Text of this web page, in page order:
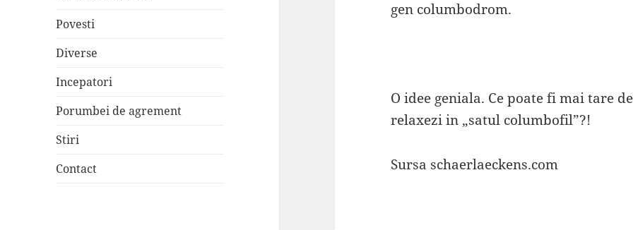
Povesti
Diverse
Incepatori
Porumbei de agrement
Stiri
Contact
gen columbodrom.
O idee geniala. Ce poate fi mai tare
relaxezi in „satul columbofil”?!
Sursa schaerlaeckens.com